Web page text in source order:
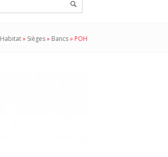
Habitat» Sièges» Bancs» POH